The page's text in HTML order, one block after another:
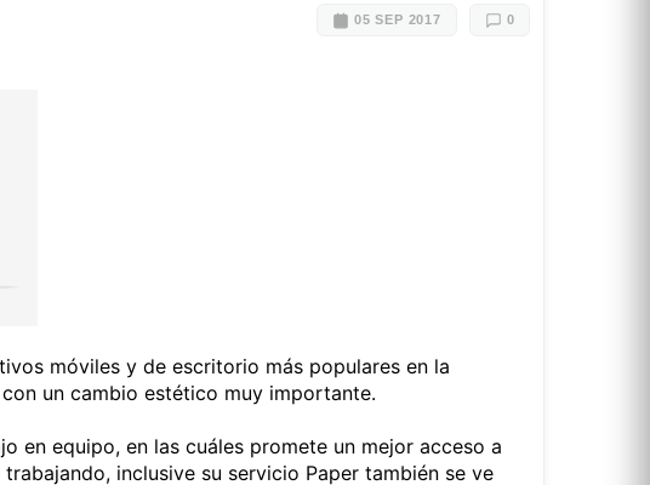
05 SEP 2017 0
móviles y de escritorio más populares en la
un cambio estético muy importante.
en equipo, en las cuáles promete un mejor acceso a
inclusive su servicio Paper también se ve